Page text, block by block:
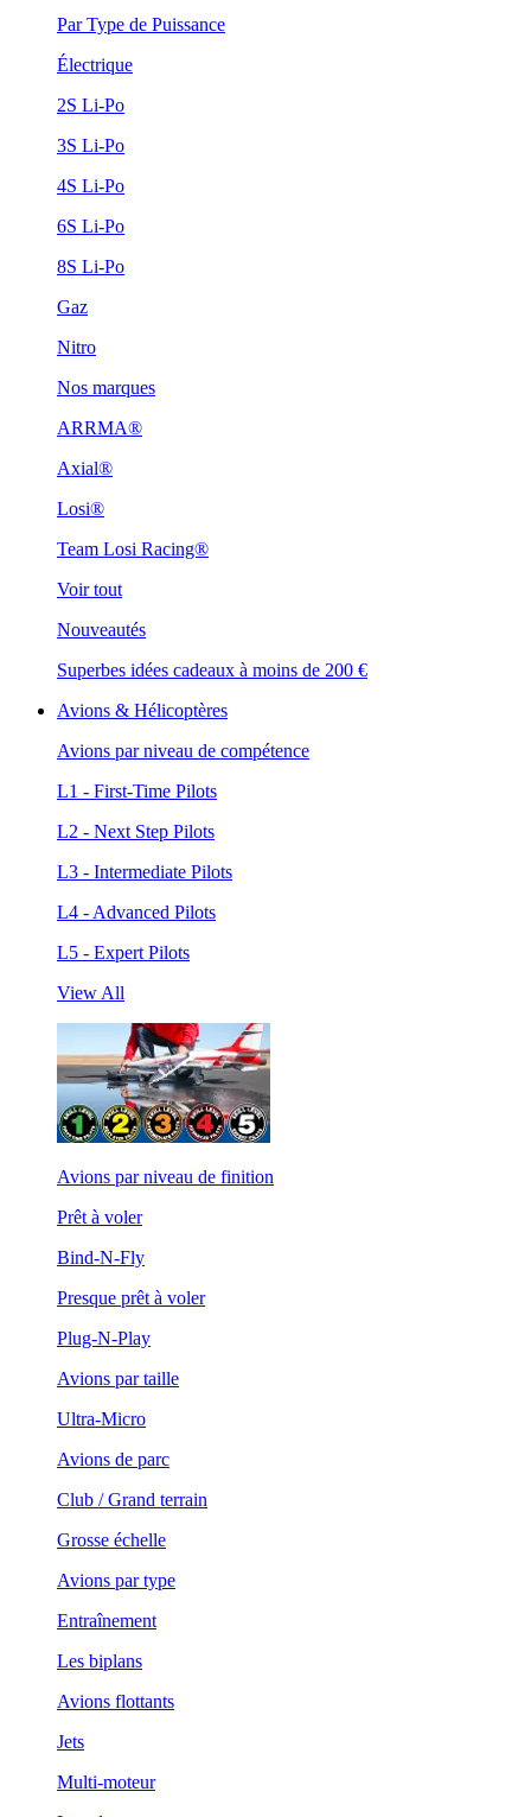
Par Type de Puissance
Électrique
2S Li-Po
3S Li-Po
4S Li-Po
6S Li-Po
8S Li-Po
Gaz
Nitro
Nos marques
ARRMA®
Axial®
Losi®
Team Losi Racing®
Voir tout
Nouveautés
Superbes idées cadeaux à moins de 200 €
Avions & Hélicoptères
Avions par niveau de compétence
L1 - First-Time Pilots
L2 - Next Step Pilots
L3 - Intermediate Pilots
L4 - Advanced Pilots
L5 - Expert Pilots
View All
Avions par niveau de finition
Prêt à voler
Bind-N-Fly
Presque prêt à voler
Plug-N-Play
Avions par taille
Ultra-Micro
Avions de parc
Club / Grand terrain
Grosse échelle
Avions par type
Entraînement
Les biplans
Avions flottants
Jets
Multi-moteur